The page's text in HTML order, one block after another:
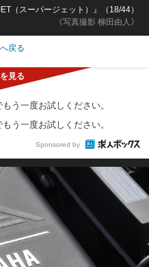
《写真撮影 柳田由人》
（スーパージェット）』（18/44）
戻る
う一度お試しください。
う一度お試しください。
Sponsored by